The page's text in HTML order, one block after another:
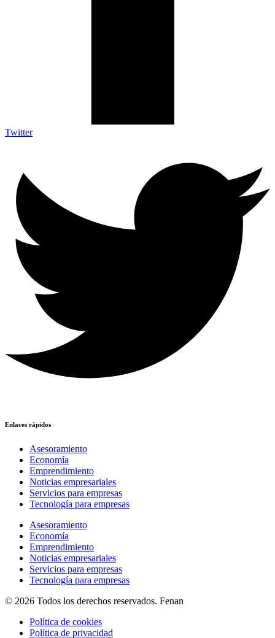
Twitter
Enlaces rápidos
Asesoramiento
Economía
Emprendimiento
Noticias empresariales
Servicios para empresas
Tecnología para empresas
Asesoramiento
Economía
Emprendimiento
Noticias empresariales
Servicios para empresas
Tecnología para empresas
© 2026 Todos los derechos reservados. Fenan
Política de cookies
Política de privacidad